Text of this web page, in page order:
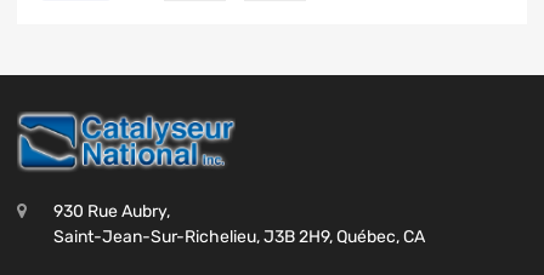
930 Rue Aubry,
Saint-Jean-Sur-Richelieu, J3B 2H9, Québec, CA